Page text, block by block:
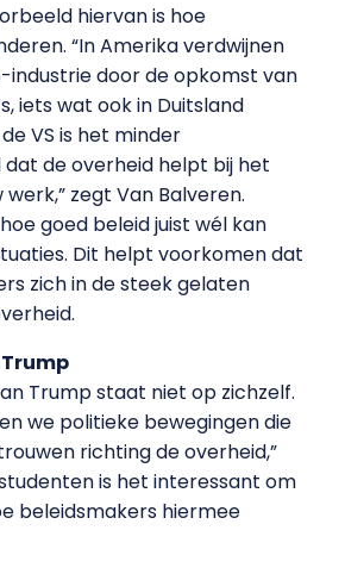
hiervan is hoe
“In Amerika verdwijnen
industrie door de opkomst van
iets wat ook in Duitsland
VS is het minder
de overheid helpt bij het
zegt Van Balveren.
goed beleid juist wél kan
Dit helpt voorkomen dat
zich in de steek gelaten
Trump staat niet op zichzelf.
we politieke bewegingen die
richting de overheid,”
is het interessant om
beleidsmakers hiermee